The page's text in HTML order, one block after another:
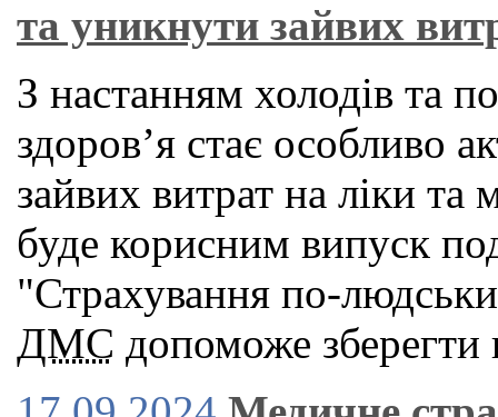
та уникнути зайвих
З настанням холодів та
здоров’я стає особливо
зайвих витрат на ліки та
буде корисним випуск
"Страхування по-
ДМС допоможе зберегти